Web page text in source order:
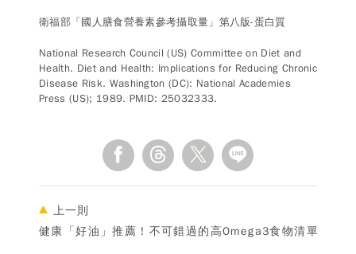
衛福部「國人膳食營養素參考攝取量」第八版-蛋白質
National Research Council (US) Committee on Diet and
Health. Diet and Health: Implications for Reducing Chronic
Disease Risk. Washington (DC): National Academies
Press (US); 1989. PMID: 25032333.
上一則
健康「好油」推薦！不可錯過的高Omega3食物清單